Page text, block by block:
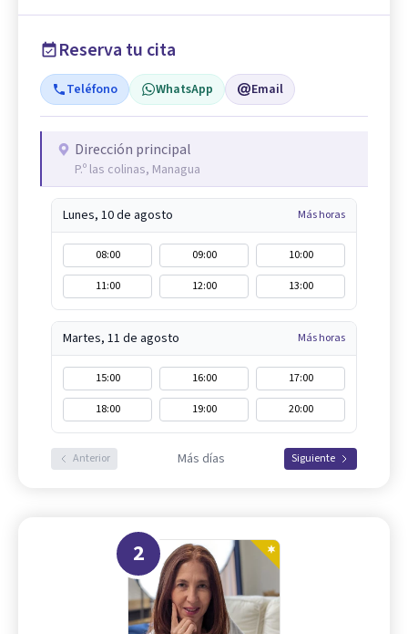
Reserva tu cita
Teléfono WhatsApp Email
Dirección principal
P.º las colinas, Managua
Lunes, 10 de agosto Más horas
08:00 09:00
10:00
11:00
12:00 13:00
Martes, 11 de agosto Más horas
15:00 16:00
17:00
18:00
19:00 20:00
Anterior Más días Siguiente
2